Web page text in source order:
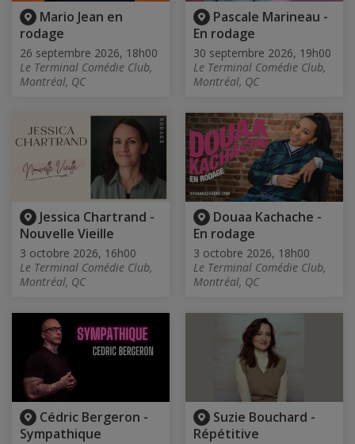
Mario Jean en
rodage
26 septembre 2026, 18h00
Le Terminal Comédie Club,
Montréal, QC
Pascale Marineau -
En rodage
30 septembre 2026, 19h00
Le Terminal Comédie Club,
Montréal, QC
Jessica Chartrand -
Nouvelle Vieille
3 octobre 2026, 16h00
Le Terminal Comédie Club,
Montréal, QC
Douaa Kachache -
En rodage
3 octobre 2026, 18h00
Le Terminal Comédie Club,
Montréal, QC
Cédric Bergeron -
Sympathique
Suzie Bouchard -
Répétitive